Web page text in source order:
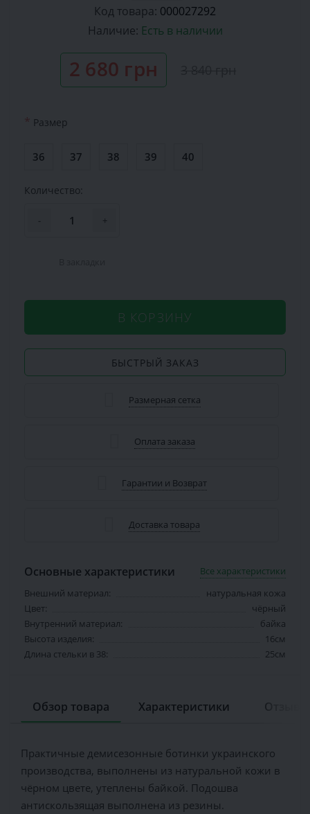
Код товара: 000027292
Наличие: Есть в наличии
2 680 грн
* Размер
36 37 38 39 40
Количество:
- +
В КОРЗИНУ
БЫСТРЫЙ ЗАКАЗ
Размерная сетка
Оплата заказа
Гарантии и Возврат
Доставка товара
Основные характеристики
Все характеристики
Внешний материал:
натуральная кожа
Цвет:
чёрный
Внутренний материал:
байка
Высота изделия:
16см
Длина стельки в 38:
25см
Обзор товара Характеристики
Практичные демисезонные ботинки украинского
производства, выполнены из натуральной кожи в
чёрном цвете, утеплены байкой. Подошва
антискользящая выполнена из резины.